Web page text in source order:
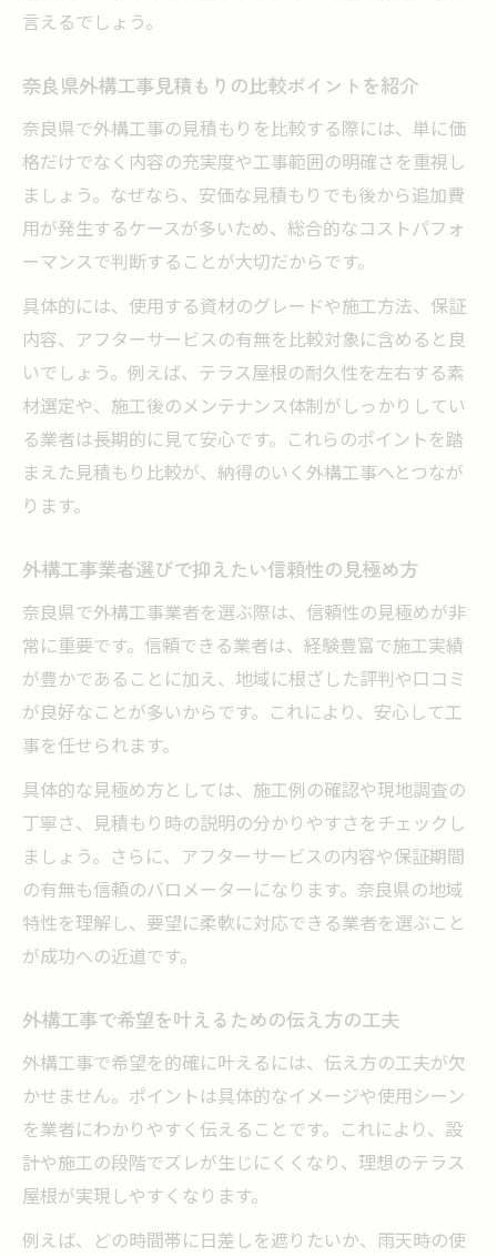
言えるでしょう。
奈良県外構工事見積もりの比較ポイントを紹介
奈良県で外構工事の見積もりを比較する際には、単に価
格だけでなく内容の充実度や工事範囲の明確さを重視し
ましょう。なぜなら、安価な見積もりでも後から追加費
用が発生するケースが多いため、総合的なコストパフォ
ーマンスで判断することが大切だからです。
具体的には、使用する資材のグレードや施工方法、保証
内容、アフターサービスの有無を比較対象に含めると良
いでしょう。例えば、テラス屋根の耐久性を左右する素
材選定や、施工後のメンテナンス体制がしっかりしてい
る業者は長期的に見て安心です。これらのポイントを踏
まえた見積もり比較が、納得のいく外構工事へとつなが
ります。
外構工事業者選びで抑えたい信頼性の見極め方
奈良県で外構工事業者を選ぶ際は、信頼性の見極めが非
常に重要です。信頼できる業者は、経験豊富で施工実績
が豊かであることに加え、地域に根ざした評判や口コミ
が良好なことが多いからです。これにより、安心して工
事を任せられます。
具体的な見極め方としては、施工例の確認や現地調査の
丁寧さ、見積もり時の説明の分かりやすさをチェックし
ましょう。さらに、アフターサービスの内容や保証期間
の有無も信頼のバロメーターになります。奈良県の地域
特性を理解し、要望に柔軟に対応できる業者を選ぶこと
が成功への近道です。
外構工事で希望を叶えるための伝え方の工夫
外構工事で希望を的確に叶えるには、伝え方の工夫が欠
かせません。ポイントは具体的なイメージや使用シーン
を業者にわかりやすく伝えることです。これにより、設
計や施工の段階でズレが生じにくくなり、理想のテラス
屋根が実現しやすくなります。
例えば、どの時間帯に日差しを遮りたいか、雨天時の使